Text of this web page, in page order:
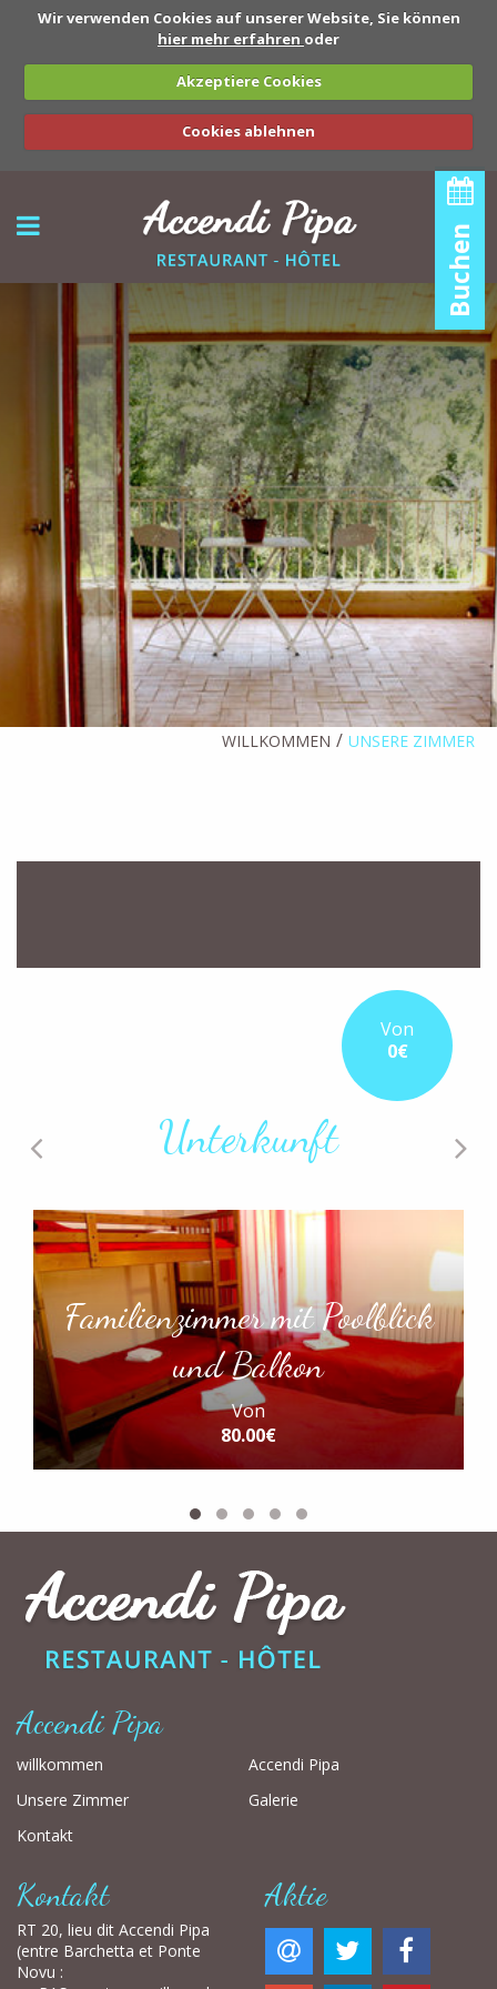
Wir verwenden Cookies auf unserer Website, Sie können
hier mehr erfahren oder
Akzeptiere Cookies
Cookies ablehnen
AKTIVITÄTEN
ANGEBOTE
BACK
KONTAKTIEREN SIE UNS
VERFÜGBARKEIT
WILLKOMMEN UNSERE ZIMMER
Buchen
Von
0€
Unterkunft
Familienzimmer mit Poolblick
und Balkon
Von
80.00€
Accendi Pipa
willkommen
Accendi Pipa
Unsere Zimmer
Galerie
Kontakt
Kontakt
RT 20, lieu dit Accendi Pipa
(entre Barchetta et Ponte
Novu :
Aktie